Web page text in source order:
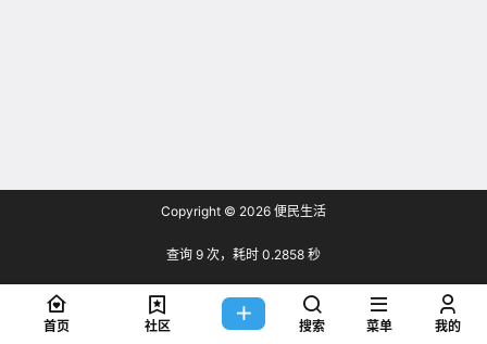
Copyright © 2026 便民生活
查询 9 次，耗时 0.2858 秒
首页 社区 搜索 菜单 我的